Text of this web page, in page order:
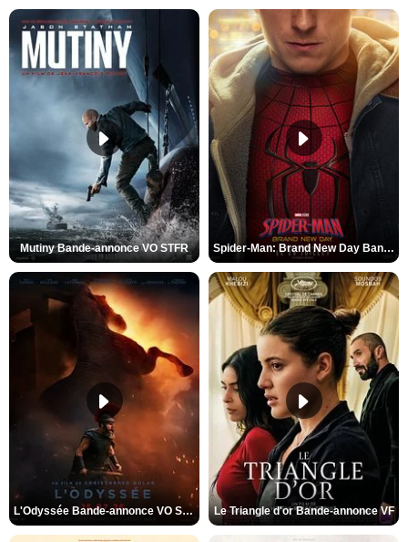
Mutiny Bande-annonce VO STFR Spider-Man: Brand New Day Bande-annonce VO STFR
L'Odyssée Bande-annonce VO STFR Le Triangle d'or Bande-annonce VF